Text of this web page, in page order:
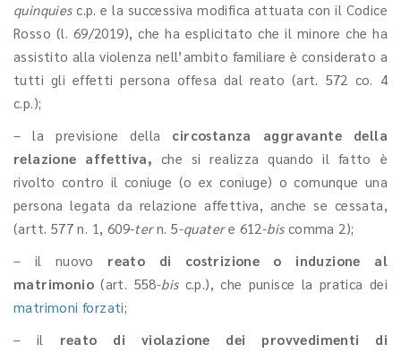
quinquiesc.p. e la successiva modifica attuata con il Codice
Rosso (l. 69/2019), che ha esplicitato che il minore che ha
assistito alla violenza nell’ambito familiare è considerato a
tutti gli effetti persona offesa dal reato (art. 572 co. 4
c.p.);
– la previsione della circostanza aggravante della
relazione affettiva, che si realizza quando il fatto è
rivolto contro il coniuge (o ex coniuge) o comunque una
persona legata da relazione affettiva, anche se cessata,
(artt. 577 n. 1, 609-tern. 5-quatere 612-biscomma 2);
– il nuovo reato di costrizione o induzione al
matrimonio (art. 558-bisc.p.), che punisce la pratica dei
matrimoni forzati;
– il reato di violazione dei provvedimenti di